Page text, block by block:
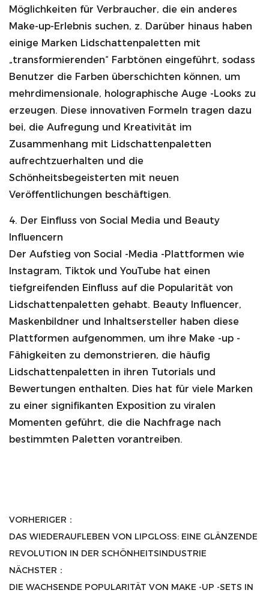
Möglichkeiten für Verbraucher, die ein anderes
Make-up-Erlebnis suchen, z. Darüber hinaus haben
einige Marken Lidschattenpaletten mit
„transformierenden“ Farbtönen eingeführt, sodass
Benutzer die Farben überschichten können, um
mehrdimensionale, holographische Auge -Looks zu
erzeugen. Diese innovativen Formeln tragen dazu
bei, die Aufregung und Kreativität im
Zusammenhang mit Lidschattenpaletten
aufrechtzuerhalten und die
Schönheitsbegeisterten mit neuen
Veröffentlichungen beschäftigen.
4. Der Einfluss von Social Media und Beauty
Influencern
Der Aufstieg von Social -Media -Plattformen wie
Instagram, Tiktok und YouTube hat einen
tiefgreifenden Einfluss auf die Popularität von
Lidschattenpaletten gehabt. Beauty Influencer,
Maskenbildner und Inhaltsersteller haben diese
Plattformen aufgenommen, um ihre Make -up -
Fähigkeiten zu demonstrieren, die häufig
Lidschattenpaletten in ihren Tutorials und
Bewertungen enthalten. Dies hat für viele Marken
zu einer signifikanten Exposition zu viralen
Momenten geführt, die die Nachfrage nach
bestimmten Paletten vorantreiben.
VORHERIGER：
DAS WIEDERAUFLEBEN VON LIPGLOSS: EINE GLÄNZENDE
REVOLUTION IN DER SCHÖNHEITSINDUSTRIE
NÄCHSTER：
DIE WACHSENDE POPULARITÄT VON MAKE -UP -SETS IN